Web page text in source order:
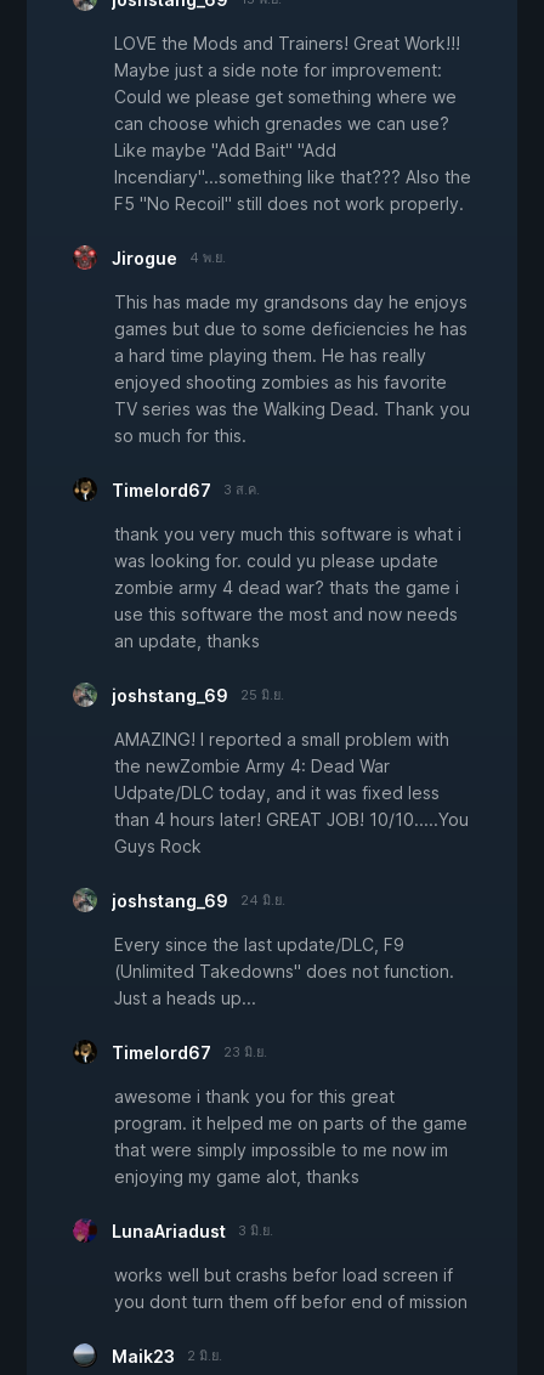
LOVE the Mods and Trainers! Great Work!!!
Maybe just a side note for improvement:
Could we please get something where we
can choose which grenades we can use?
Like maybe "Add Bait" "Add
Incendiary"...something like that??? Also the
F5 "No Recoil" still does not work properly.
Jirogue 4 พ.ย.
This has made my grandsons day he enjoys
games but due to some deficiencies he has
a hard time playing them. He has really
enjoyed shooting zombies as his favorite
TV series was the Walking Dead. Thank you
so much for this.
Timelord67 3 ส.ค.
thank you very much this software is what i
was looking for. could yu please update
zombie army 4 dead war? thats the game i
use this software the most and now needs
an update, thanks
joshstang_69 25 มิ.ย.
AMAZING! I reported a small problem with
the newZombie Army 4: Dead War
Udpate/DLC today, and it was fixed less
than 4 hours later! GREAT JOB! 10/10.....You
Guys Rock
joshstang_69 24 มิ.ย.
Every since the last update/DLC, F9
(Unlimited Takedowns" does not function.
Just a heads up...
Timelord67 23 มิ.ย.
awesome i thank you for this great
program. it helped me on parts of the game
that were simply impossible to me now im
enjoying my game alot, thanks
LunaAriadust 3 มิ.ย.
works well but crashs befor load screen if
you dont turn them off befor end of mission
Maik23 2 มิ.ย.